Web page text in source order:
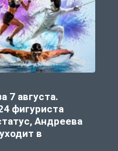
7 августа.
фигуриста
Андреева
в